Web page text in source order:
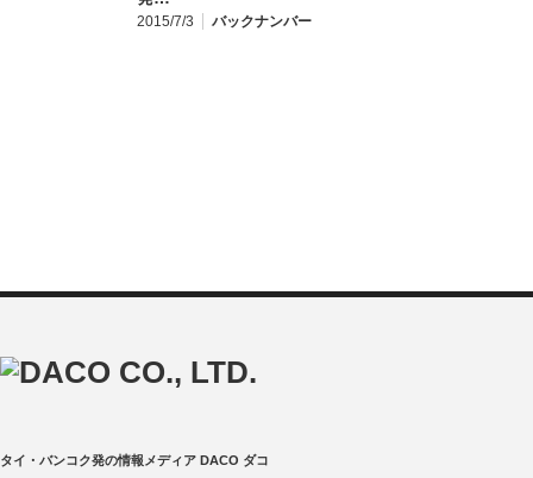
2015/7/3 バックナンバー
タイ・バンコク発の情報メディア DACO ダコ